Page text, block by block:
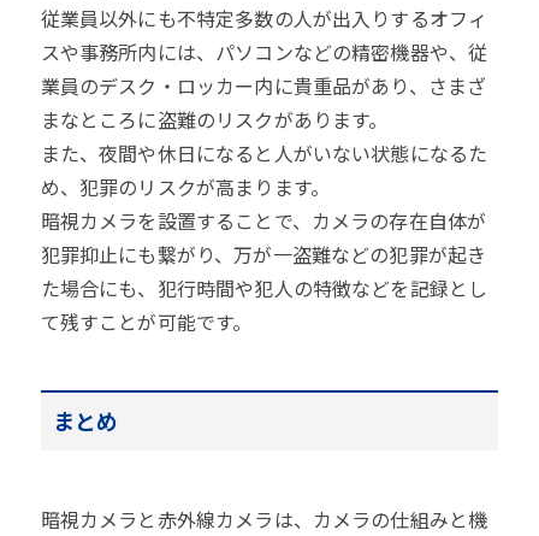
従業員以外にも不特定多数の人が出入りするオフィ
スや事務所内には、パソコンなどの精密機器や、従
業員のデスク・ロッカー内に貴重品があり、さまざ
まなところに盗難のリスクがあります。
また、夜間や休日になると人がいない状態になるた
め、犯罪のリスクが高まります。
暗視カメラを設置することで、カメラの存在自体が
犯罪抑止にも繋がり、万が一盗難などの犯罪が起き
た場合にも、犯行時間や犯人の特徴などを記録とし
て残すことが可能です。
まとめ
暗視カメラと赤外線カメラは、カメラの仕組みと機